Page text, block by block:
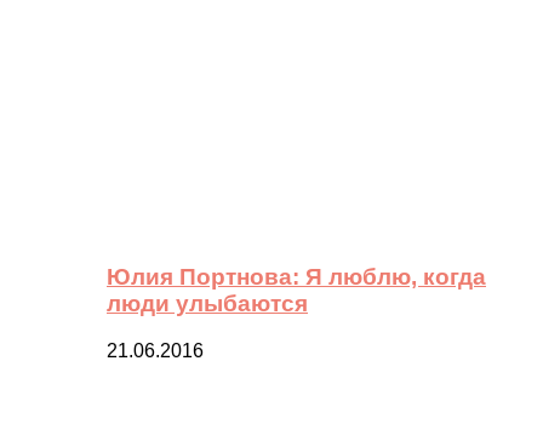
Юлия Портнова: Я люблю, когда
люди улыбаются
21.06.2016